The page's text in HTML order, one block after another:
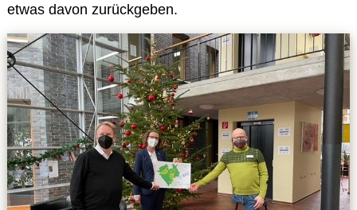
etwas davon zurückgeben.